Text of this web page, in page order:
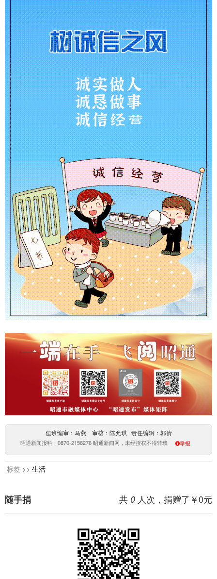
值班编审：马燕 审核：陈允琪 责任编辑：郭倩
昭通新闻报料：0870-2158276 昭通新闻网，未经授权不得转载 举报
标签 >> 生活
共 0 人次，捐赠了￥0元
随手捐